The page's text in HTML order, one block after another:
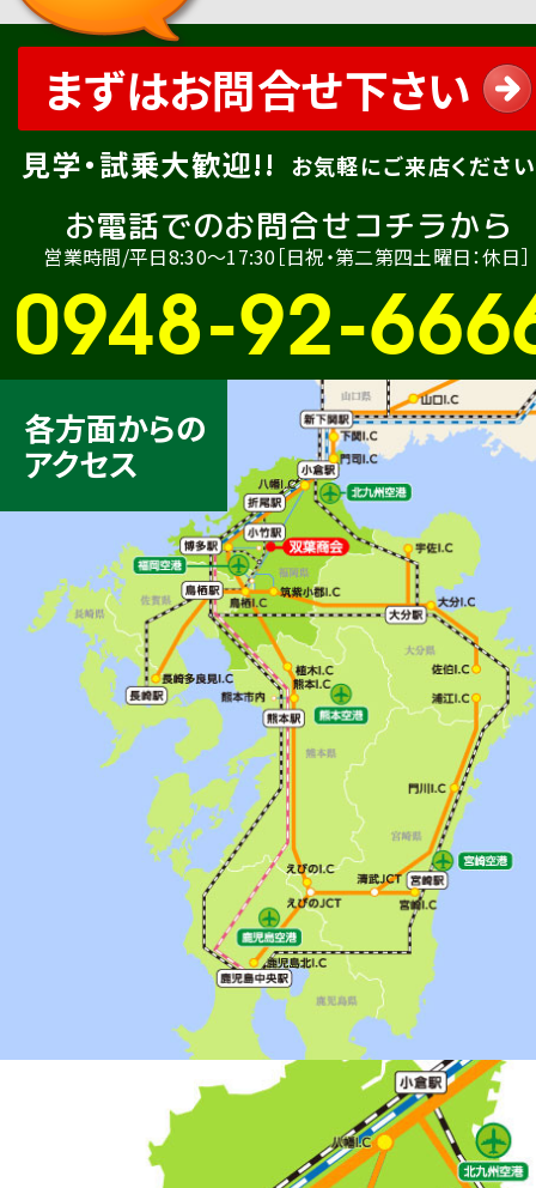
まずはお問合せ下さい
見学・試乗大歓迎!! お気軽にご来店ください
お電話でのお問合せコチラから
営業時間/平日8:30〜17:30［日祝・第二第四土曜日：休日］
0948-92-
各方面からの
アクセス